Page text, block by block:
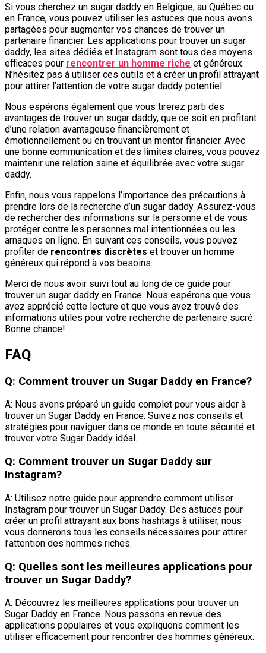
Si vous cherchez un sugar daddy en Belgique, au Québec ou
en France, vous pouvez utiliser les astuces que nous avons
partagées pour augmenter vos chances de trouver un
partenaire financier. Les applications pour trouver un sugar
daddy, les sites dédiés et Instagram sont tous des moyens
efficaces pour rencontrer un homme riche et généreux.
N’hésitez pas à utiliser ces outils et à créer un profil attrayant
pour attirer l’attention de votre sugar daddy potentiel.
Nous espérons également que vous tirerez parti des
avantages de trouver un sugar daddy, que ce soit en profitant
d’une relation avantageuse financièrement et
émotionnellement ou en trouvant un mentor financier. Avec
une bonne communication et des limites claires, vous pouvez
maintenir une relation saine et équilibrée avec votre sugar
daddy.
Enfin, nous vous rappelons l’importance des précautions à
prendre lors de la recherche d’un sugar daddy. Assurez-vous
de rechercher des informations sur la personne et de vous
protéger contre les personnes mal intentionnées ou les
arnaques en ligne. En suivant ces conseils, vous pouvez
profiter de rencontres discrètes et trouver un homme
généreux qui répond à vos besoins.
Merci de nous avoir suivi tout au long de ce guide pour
trouver un sugar daddy en France. Nous espérons que vous
avez apprécié cette lecture et que vous avez trouvé des
informations utiles pour votre recherche de partenaire sucré.
Bonne chance!
FAQ
Q: Comment trouver un Sugar Daddy en France?
A: Nous avons préparé un guide complet pour vous aider à
trouver un Sugar Daddy en France. Suivez nos conseils et
stratégies pour naviguer dans ce monde en toute sécurité et
trouver votre Sugar Daddy idéal.
Q: Comment trouver un Sugar Daddy sur
Instagram?
A: Utilisez notre guide pour apprendre comment utiliser
Instagram pour trouver un Sugar Daddy. Des astuces pour
créer un profil attrayant aux bons hashtags à utiliser, nous
vous donnerons tous les conseils nécessaires pour attirer
l’attention des hommes riches.
Q: Quelles sont les meilleures applications pour
trouver un Sugar Daddy?
A: Découvrez les meilleures applications pour trouver un
Sugar Daddy en France. Nous passons en revue des
applications populaires et vous expliquons comment les
utiliser efficacement pour rencontrer des hommes généreux.